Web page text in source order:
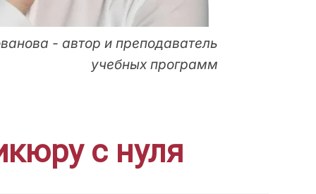
- автор и преподаватель
учебных программ
с нуля